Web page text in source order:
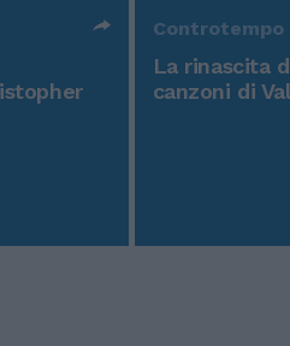
Controtempo
La rinascita
canzoni di